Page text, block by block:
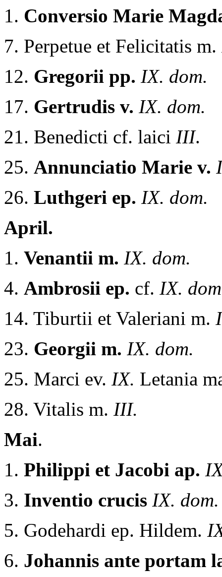
1. Conversio Marie
7. Perpetue et Felicitatis m.
12. Gregorii pp. IX. dom.
17. Gertrudis v. IX. dom.
21. Benedicti cf. laici III.
25. Annunciatio Marie v.
26. Luthgeri ep. IX. dom.
April.
1. Venantii m. IX. dom.
4. Ambrosii ep. cf. IX.
14. Tiburtii et Valeriani m.
23. Georgii m. IX. dom.
25. Marci ev. IX. Letania
28. Vitalis m. III.
Mai.
1. Philippi et Jacobi ap.
3. Inventio crucis IX. dom.
5. Godehardi ep. Hildem.
6. Johannis ante portam